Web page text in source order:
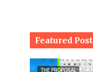
Featured Post
THE PROPOSAL